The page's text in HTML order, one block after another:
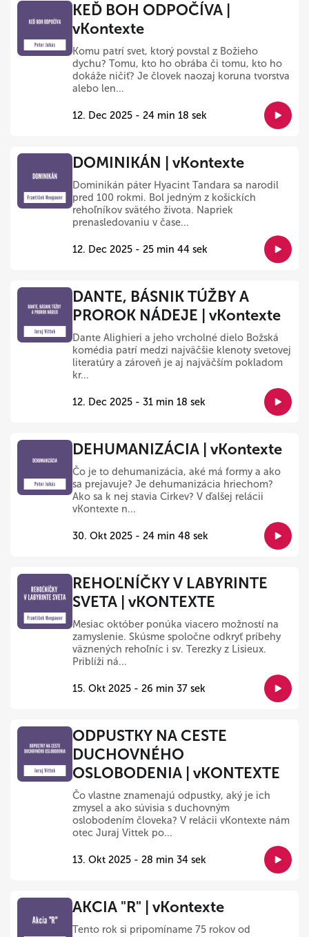
KEĎ BOH ODPOČÍVA |
vKontexte
Komu patrí svet, ktorý povstal z Božieho
dychu? Tomu, kto ho obrába či tomu, kto ho
dokáže ničiť? Je človek naozaj koruna tvorstva
alebo len...
12. Dec 2025 - 24 min 18 sek
DOMINIKÁN | vKontexte
Dominikán páter Hyacint Tandara sa narodil
pred 100 rokmi. Bol jedným z košickích
rehoľníkov svätého života. Napriek
prenasledovaniu v čase...
12. Dec 2025 - 25 min 44 sek
DANTE, BÁSNIK TÚŽBY A
PROROK NÁDEJE | vKontexte
Dante Alighieri a jeho vrcholné dielo Božská
komédia patrí medzi najväčšie klenoty svetovej
literatúry a zároveň je aj najväčším pokladom
kr...
12. Dec 2025 - 31 min 18 sek
DEHUMANIZÁCIA | vKontexte
Čo je to dehumanizácia, aké má formy a ako
sa prejavuje? Je dehumanizácia hriechom?
Ako sa k nej stavia Cirkev? V ďalšej relácii
vKontexte n...
30. Okt 2025 - 24 min 48 sek
REHOĽNÍČKY V LABYRINTE
SVETA | vKONTEXTE
Mesiac október ponúka viacero možností na
zamyslenie. Skúsme spoločne odkryť príbehy
väznených rehoľníc i sv. Terezky z Lisieux.
Priblíži ná...
15. Okt 2025 - 26 min 37 sek
ODPUSTKY NA CESTE
DUCHOVNÉHO
OSLOBODENIA | vKONTEXTE
Čo vlastne znamenajú odpustky, aký je ich
zmysel a ako súvisia s duchovným
oslobodením človeka? V relácii vKontexte nám
otec Juraj Vittek po...
13. Okt 2025 - 28 min 34 sek
AKCIA "R" | vKontexte
Tento rok si pripomíname 75 rokov od